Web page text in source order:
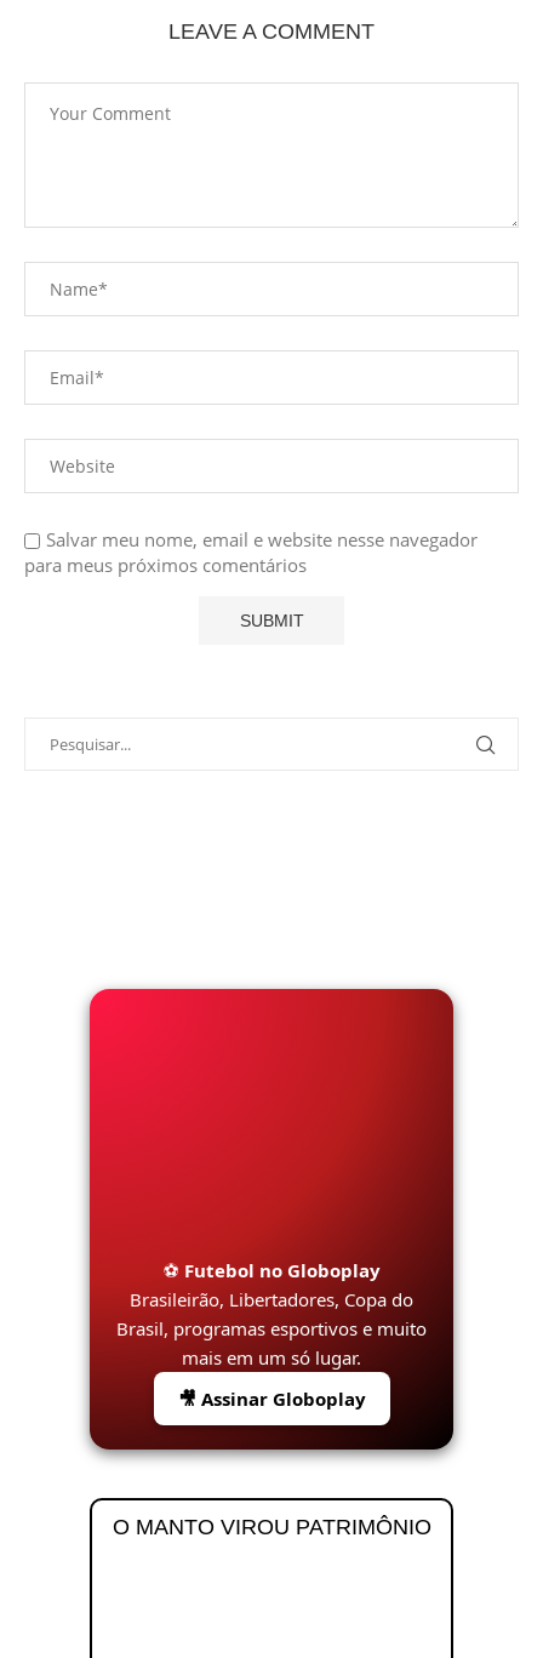
LEAVE A COMMENT
Salvar meu nome, email e website nesse navegador
para meus próximos comentários
⚽ Futebol no Globoplay
Brasileirão, Libertadores, Copa do
Brasil, programas esportivos e muito
mais em um só lugar.
🎥 Assinar Globoplay
O MANTO VIROU PATRIMÔNIO